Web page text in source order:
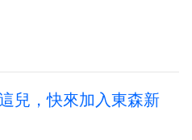
兒，快來加入東森新